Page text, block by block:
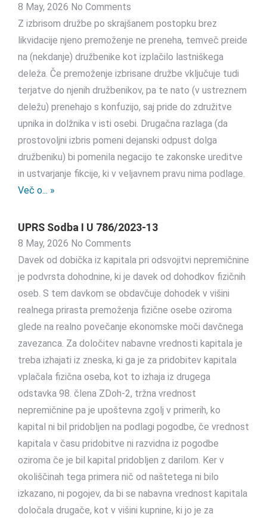
8 May, 2026 No Comments
Z izbrisom družbe po skrajšanem postopku brez
likvidacije njeno premoženje ne preneha, temveč preide
na (nekdanje) družbenike kot izplačilo lastniškega
deleža. Če premoženje izbrisane družbe vključuje tudi
terjatve do njenih družbenikov, pa te nato (v ustreznem
deležu) prenehajo s konfuzijo, saj pride do združitve
upnika in dolžnika v isti osebi. Drugačna razlaga (da
prostovoljni izbris pomeni dejanski odpust dolga
družbeniku) bi pomenila negacijo te zakonske ureditve
in ustvarjanje fikcije, ki v veljavnem pravu nima podlage.
Več o... »
UPRS Sodba I U 786/2023-13
8 May, 2026 No Comments
Davek od dobička iz kapitala pri odsvojitvi nepremičnine
je podvrsta dohodnine, ki je davek od dohodkov fizičnih
oseb. S tem davkom se obdavčuje dohodek v višini
realnega prirasta premoženja fizične osebe oziroma
glede na realno povečanje ekonomske moči davčnega
zavezanca. Za določitev nabavne vrednosti kapitala je
treba izhajati iz zneska, ki ga je za pridobitev kapitala
vplačala fizična oseba, kot to izhaja iz drugega
odstavka 98. člena ZDoh-2, tržna vrednost
nepremičnine pa je upoštevna zgolj v primerih, ko
kapital ni bil pridobljen na podlagi pogodbe, če vrednost
kapitala v času pridobitve ni razvidna iz pogodbe
oziroma če je bil kapital pridobljen z darilom. Ker v
okoliščinah tega primera nič od naštetega ni bilo
izkazano, ni pogojev, da bi se nabavna vrednost kapitala
določala drugače, kot v višini kupnine, ki jo je za